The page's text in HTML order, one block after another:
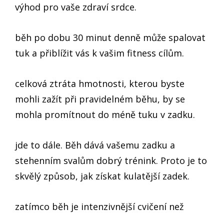
výhod pro vaše zdraví srdce.
běh po dobu 30 minut denně může spalovat
tuk a přiblížit vás k vašim fitness cílům.
celková ztráta hmotnosti, kterou byste
mohli zažít při pravidelném běhu, by se
mohla promítnout do méně tuku v zadku.
jde to dále. Běh dává vašemu zadku a
stehenním svalům dobrý trénink. Proto je to
skvělý způsob, jak získat kulatější zadek.
zatímco běh je intenzivnější cvičení než